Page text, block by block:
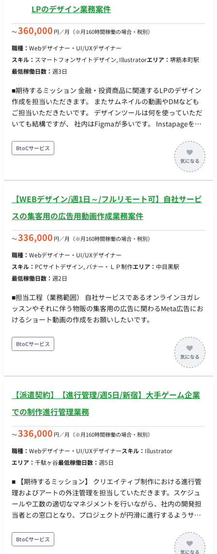
約期間：長期 ・募集人数：1名
LPのデザイン業務案件
〜360,000 円／月 （※月160時間稼働の場合・税別）
職種： Webデザイナー・UI/UXデザイナー
スキル： スマートフォンサイトデザイン, Illustratorエリア： 堺筋本町駅
最低稼働日数： 週3日
■期待するミッション 金融・投資商品に関連するLPのデザイン
作成を担当いただきます。 またサムネイルの動画やDMなども
ご担当いただきたいです。 デザインツールは何を使っていただ
いても結構ですが、 社内はFigmaが多いです。 Instapageを使
ス・フルリモートでの勤務が可能です。
BtoCサービス
【WEBデザイン/週1日～/フルリモート可】自社サービ
スの集客用の広告用動画作成業務案件
〜336,000 円／月 （※月160時間稼働の場合・税別）
職種： Webデザイナー・UI/UXデザイナー
スキル： PCサイトデザイン, バナー・ＬＰ制作エリア： 中目黒駅
最低稼働日数： 週2日
■担当工程（業務範囲） 自社サービスであるオンラインヨガレ
ッスンやそれに伴う物販の集客用の広告に関わるMeta広告にお
けるショート動画の作成をお願いしたいです。
BtoCサービス
【派遣契約】【進行管理/週5日/新宿】大手ゲーム企業
での制作進行管理業務
〜336,000 円／月 （※月160時間稼働の場合・税別）
職種： Webデザイナー・UI/UXデザイナースキル： Illustrator
エリア： 千駄ヶ谷最低稼働日数： 週5日
■ 【期待するミッション】 クリエイティブ制作における進行管
理およびアートの外注管理を担当していただきます。スケジュ
ールや工数の適切なマネジメントを行いながら、社内の開発担
当者との窓口となり、プロジェクトが円滑に進行するようサポ
工程】 【スケジュール・工数管理】 制作物のスケジュール管理
および、制作にかかる工数管理業務を行います。 【アートの外
BtoCサービス